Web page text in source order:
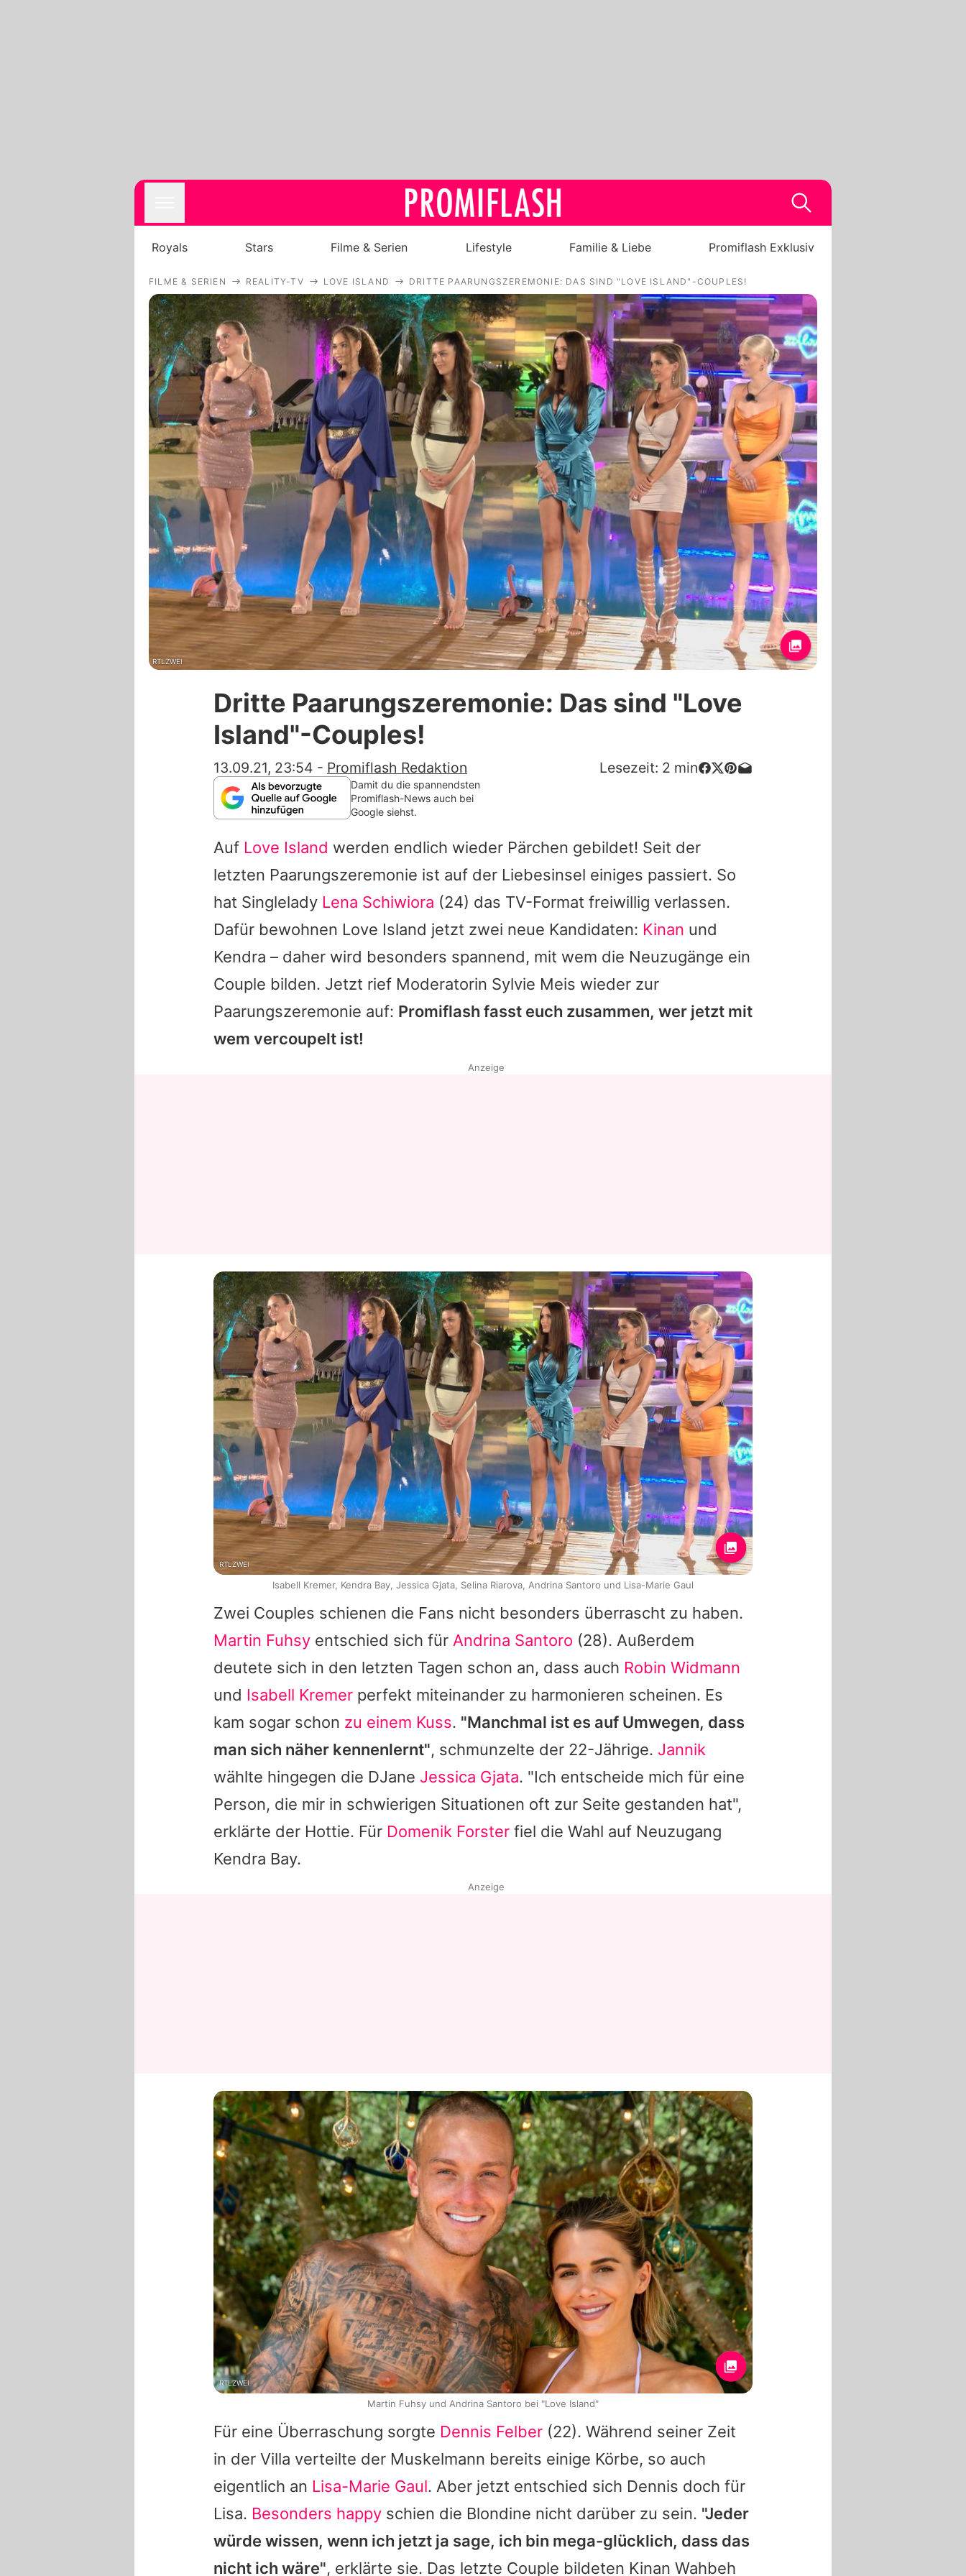
Royals
Stars
Filme & Serien
Lifestyle
Familie & Liebe
Promiflash Exklusiv
Alle Themen auf Promiflash
Jobs
App runterladen
Team
Redaktionelle Richtlinien
Impressum
Datenschutzerklärung
Nutzungsbedingungen
Royals Stars Filme & Serien Lifestyle Familie & Liebe Promiflash Exklusiv
FILME & SERIEN REALITY-TV LOVE ISLAND DRITTE PAARUNGSZEREMONIE: DAS SIND "LOVE ISLAND"-COUPLES!
RTLZWEI
Dritte Paarungszeremonie: Das sind "Love
Island"-Couples!
13.09.21, 23:54 - Promiflash Redaktion Lesezeit: 2 min
Damit du die spannendsten
Promiflash-News auch bei
Google siehst.
Auf Love Island werden endlich wieder Pärchen gebildet! Seit der
letzten Paarungszeremonie ist auf der Liebesinsel einiges passiert. So
hat Singlelady Lena Schiwiora (24) das TV-Format freiwillig verlassen.
Dafür bewohnen Love Island jetzt zwei neue Kandidaten: Kinan und
Kendra – daher wird besonders spannend, mit wem die Neuzugänge ein
Couple bilden. Jetzt rief Moderatorin Sylvie Meis wieder zur
Paarungszeremonie auf: Promiflash fasst euch zusammen, wer jetzt mit
wem vercoupelt ist!
Zwei Couples schienen die Fans nicht besonders überrascht zu haben.
Martin Fuhsy entschied sich für Andrina Santoro (28). Außerdem
deutete sich in den letzten Tagen schon an, dass auch Robin Widmann
und Isabell Kremer perfekt miteinander zu harmonieren scheinen. Es
kam sogar schon zu einem Kuss. "Manchmal ist es auf Umwegen, dass
man sich näher kennenlernt", schmunzelte der 22-Jährige. Jannik
wählte hingegen die DJane Jessica Gjata. "Ich entscheide mich für eine
Person, die mir in schwierigen Situationen oft zur Seite gestanden hat",
erklärte der Hottie. Für Domenik Forster fiel die Wahl auf Neuzugang
Kendra Bay.
Für eine Überraschung sorgte Dennis Felber (22). Während seiner Zeit
in der Villa verteilte der Muskelmann bereits einige Körbe, so auch
eigentlich an Lisa-Marie Gaul. Aber jetzt entschied sich Dennis doch für
Lisa. Besonders happy schien die Blondine nicht darüber zu sein. "Jeder
würde wissen, wenn ich jetzt ja sage, ich bin mega-glücklich, dass das
nicht ich wäre", erklärte sie. Das letzte Couple bildeten Kinan Wahbeh
Anzeige
RTLZWEI
Isabell Kremer, Kendra Bay, Jessica Gjata, Selina Riarova, Andrina Santoro und Lisa-Marie Gaul
Anzeige
RTLZWEI
Martin Fuhsy und Andrina Santoro bei "Love Island"